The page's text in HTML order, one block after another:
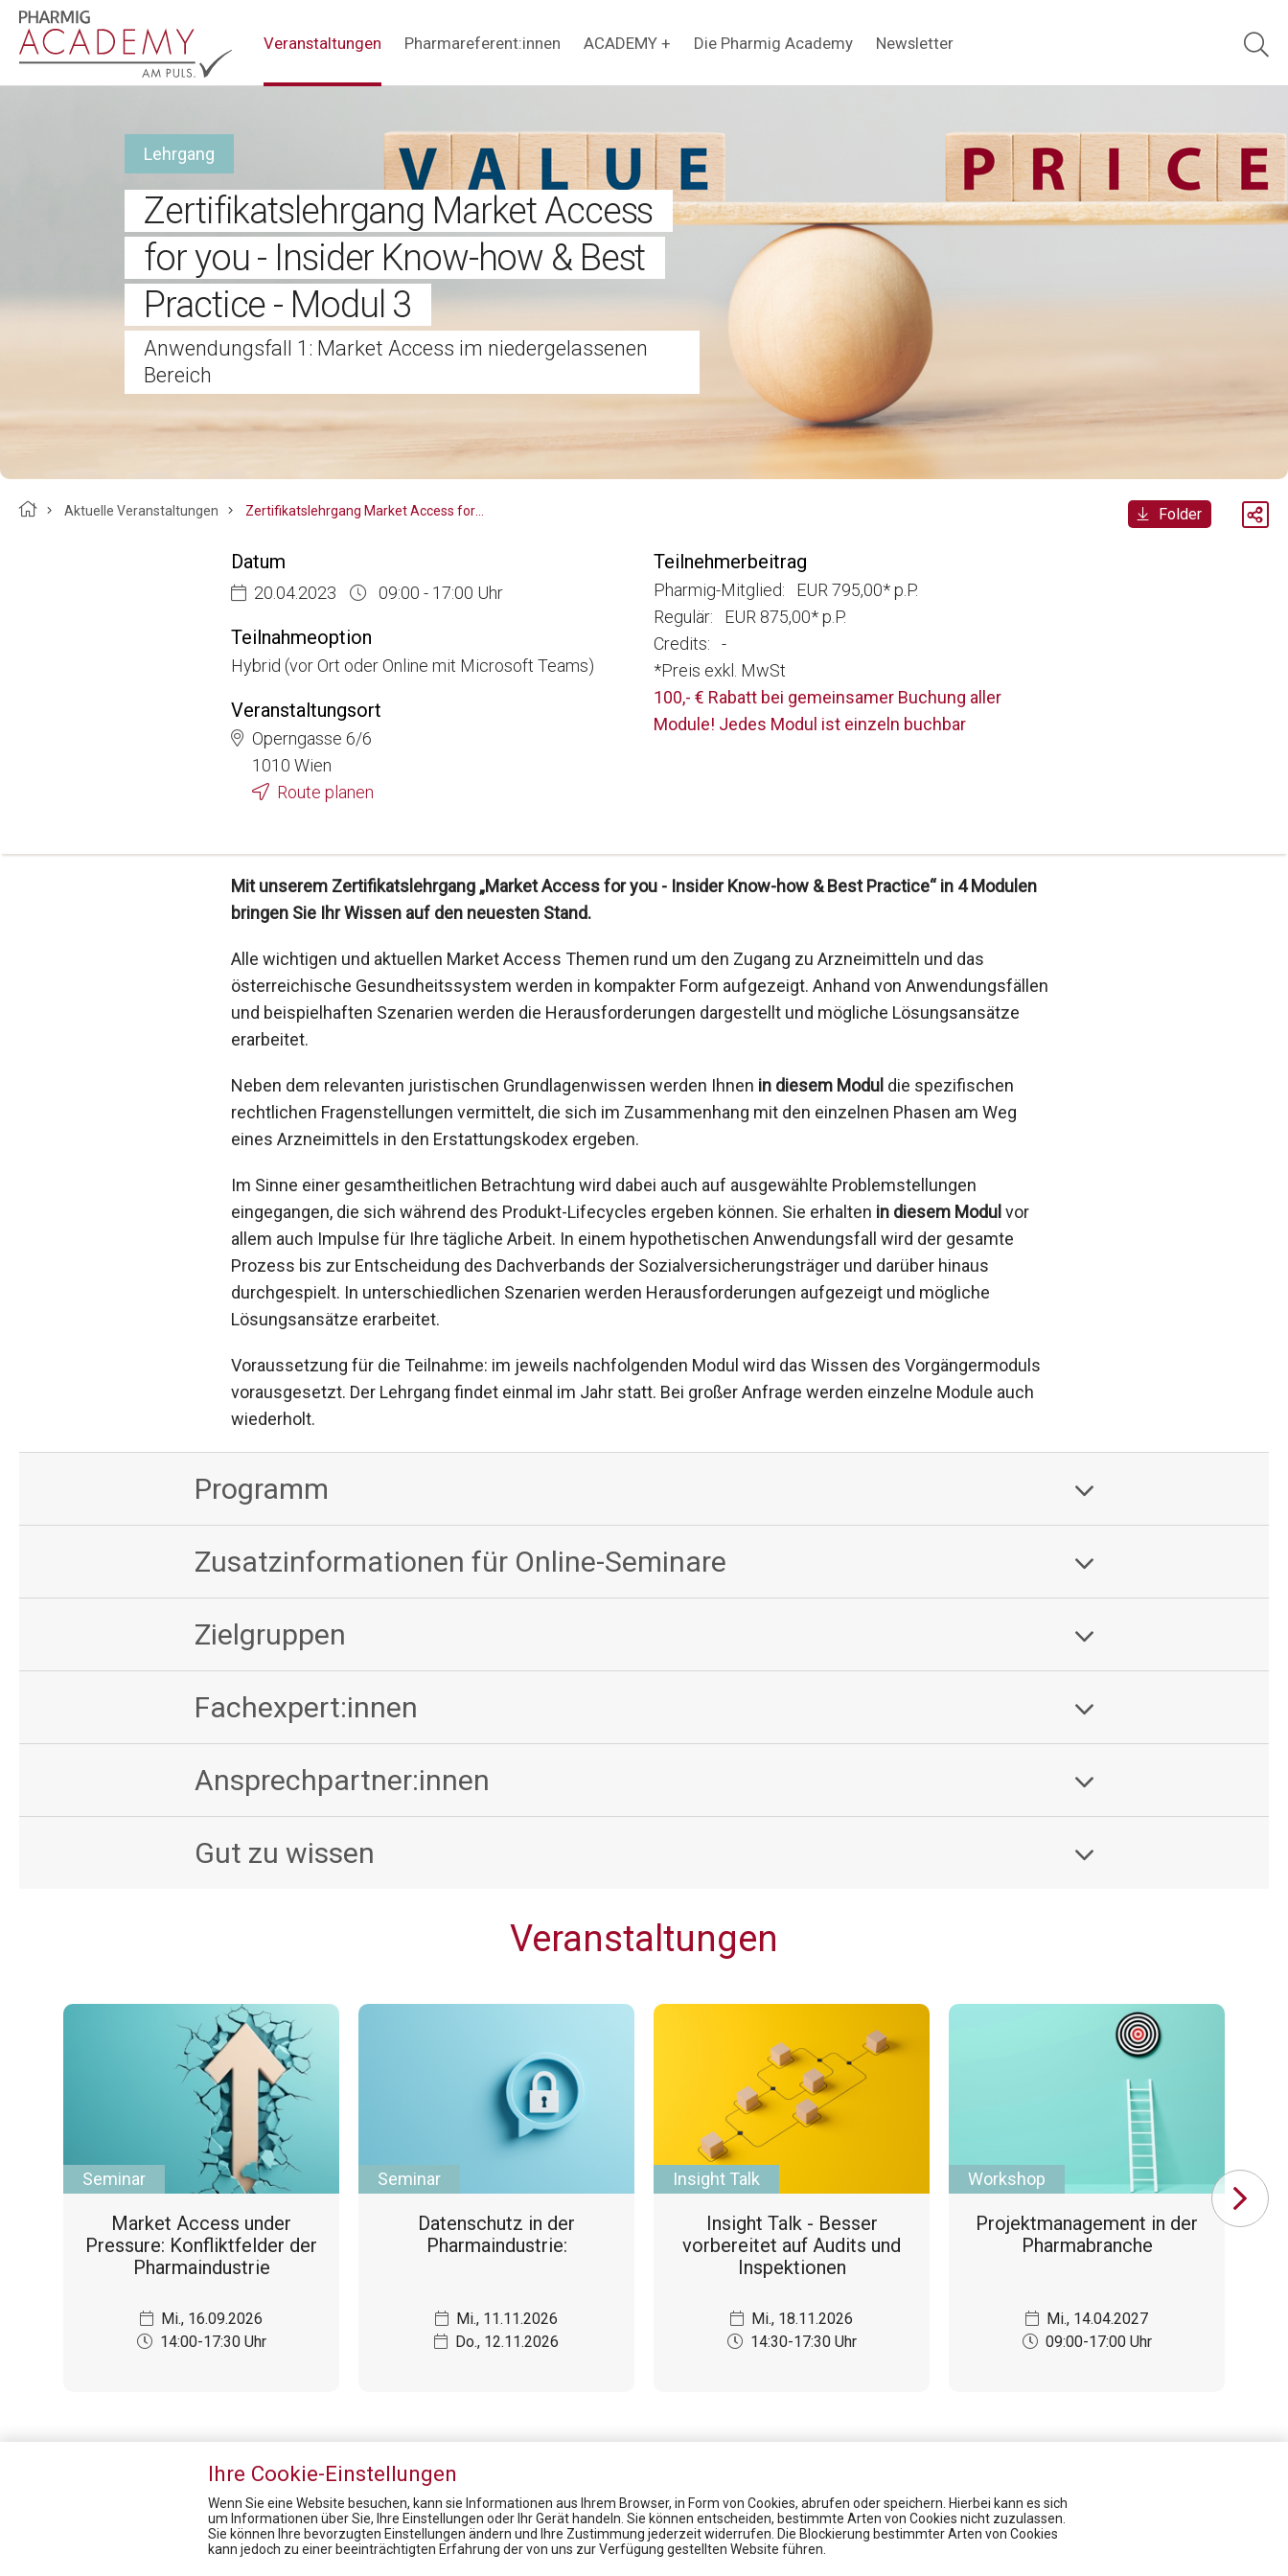
Hauptnavigation Veranstaltungen Pharmareferent:innen ACADEMY + Die Pharmig Academy Newsletter
Lehrgang
Zertifikatslehrgang Market Access
for you - Insider Know-how & Best
Practice - Modul 3
Anwendungsfall 1: Market Access im niedergelassenen
Bereich
Breadcrumb
Aktuelle Veranstaltungen Zertifikatslehrgang Market Access for you - Insider Know-how & Best Practice - Modul 3 Folder
Datum
20.04.2023 09:00 - 17:00 Uhr
Teilnahmeoption
Hybrid (vor Ort oder Online mit Microsoft Teams)
Veranstaltungsort
Operngasse 6/6
1010 Wien
Route planen
Teilnehmerbeitrag
Pharmig-Mitglied: EUR 795,00* p.P.
Regulär: EUR 875,00* p.P.
Credits: -
*Preis exkl. MwSt
100,- € Rabatt bei gemeinsamer Buchung aller
Module! Jedes Modul ist einzeln buchbar
Mit unserem Zertifikatslehrgang „Market Access for you - Insider Know-how & Best Practice“ in 4 Modulen
bringen Sie Ihr Wissen auf den neuesten Stand.
Alle wichtigen und aktuellen Market Access Themen rund um den Zugang zu Arzneimitteln und das
österreichische Gesundheitssystem werden in kompakter Form aufgezeigt. Anhand von Anwendungsfällen
und beispielhaften Szenarien werden die Herausforderungen dargestellt und mögliche Lösungsansätze
erarbeitet.
Neben dem relevanten juristischen Grundlagenwissen werden Ihnen in diesem Modul die spezifischen
rechtlichen Fragenstellungen vermittelt, die sich im Zusammenhang mit den einzelnen Phasen am Weg
eines Arzneimittels in den Erstattungskodex ergeben.
Im Sinne einer gesamtheitlichen Betrachtung wird dabei auch auf ausgewählte Problemstellungen
eingegangen, die sich während des Produkt-Lifecycles ergeben können. Sie erhalten in diesem Modul vor
allem auch Impulse für Ihre tägliche Arbeit. In einem hypothetischen Anwendungsfall wird der gesamte
Prozess bis zur Entscheidung des Dachverbands der Sozialversicherungsträger und darüber hinaus
durchgespielt. In unterschiedlichen Szenarien werden Herausforderungen aufgezeigt und mögliche
Lösungsansätze erarbeitet.
Voraussetzung für die Teilnahme: im jeweils nachfolgenden Modul wird das Wissen des Vorgängermoduls
vorausgesetzt. Der Lehrgang findet einmal im Jahr statt. Bei großer Anfrage werden einzelne Module auch
wiederholt.
Programm
Zusatzinformationen für Online-Seminare
Zielgruppen
Fachexpert:innen
Ansprechpartner:innen
Gut zu wissen
Veranstaltungen
Seminar
Market Access under
Pressure: Konfliktfelder der
Pharmaindustrie
Mi., 16.09.2026
14:00-17:30 Uhr
Seminar
Datenschutz in der
Pharmaindustrie:
Mi., 11.11.2026
Do., 12.11.2026
Insight Talk
Insight Talk - Besser
vorbereitet auf Audits und
Inspektionen
Mi., 18.11.2026
14:30-17:30 Uhr
Workshop
Projektmanagement in der
Pharmabranche
Mi., 14.04.2027
09:00-17:00 Uhr
Pharmig Academy News Veranstaltungen
Ihre Cookie-Einstellungen
Wenn Sie eine Website besuchen, kann sie Informationen aus Ihrem Browser, in Form von Cookies, abrufen oder speichern. Hierbei kann es sich
um Informationen über Sie, Ihre Einstellungen oder Ihr Gerät handeln. Sie können entscheiden, bestimmte Arten von Cookies nicht zuzulassen.
Sie können Ihre bevorzugten Einstellungen ändern und Ihre Zustimmung jederzeit widerrufen. Die Blockierung bestimmter Arten von Cookies
kann jedoch zu einer beeinträchtigten Erfahrung der von uns zur Verfügung gestellten Website führen.